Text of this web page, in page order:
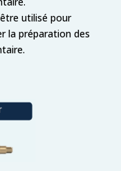
utilisé pour
la préparation des